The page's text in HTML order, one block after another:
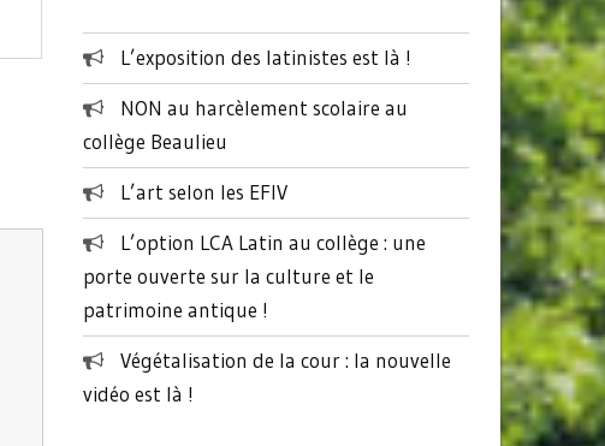
L’exposition des latinistes est là !
NON au harcèlement scolaire au
collège Beaulieu
L’art selon les EFIV
L’option LCA Latin au collège : une
porte ouverte sur la culture et le
patrimoine antique !
Végétalisation de la cour : la nouvelle
vidéo est là !